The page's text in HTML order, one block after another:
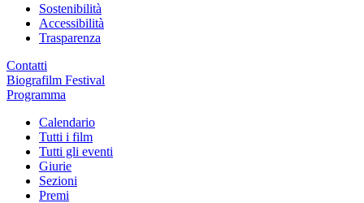
Sostenibilità
Accessibilità
Trasparenza
Contatti
Biografilm Festival
Programma
Calendario
Tutti i film
Tutti gli eventi
Giurie
Sezioni
Premi